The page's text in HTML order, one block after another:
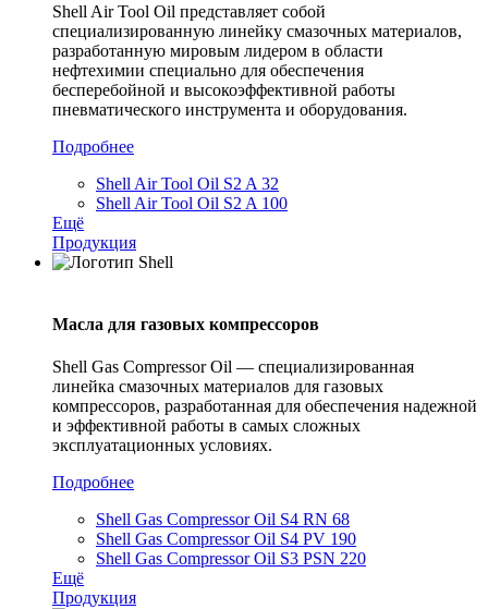
Shell Air Tool Oil представляет собой
специализированную линейку смазочных материалов,
разработанную мировым лидером в области
нефтехимии специально для обеспечения
бесперебойной и высокоэффективной работы
пневматического инструмента и оборудования.
Подробнее
Shell Air Tool Oil S2 A 32
Shell Air Tool Oil S2 A 100
Ещё
Продукция
Масла для газовых компрессоров
Shell Gas Compressor Oil — специализированная
линейка смазочных материалов для газовых
компрессоров, разработанная для обеспечения надежной
и эффективной работы в самых сложных
эксплуатационных условиях.
Подробнее
Shell Gas Compressor Oil S4 RN 68
Shell Gas Compressor Oil S4 PV 190
Shell Gas Compressor Oil S3 PSN 220
Ещё
Продукция